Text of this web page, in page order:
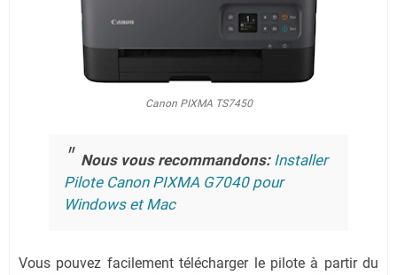
Canon PIXMA TS7450
Nous vous recommandons: Installer
Pilote Canon PIXMA G7040 pour
Windows et Mac
Vous pouvez facilement télécharger le pilote à partir du